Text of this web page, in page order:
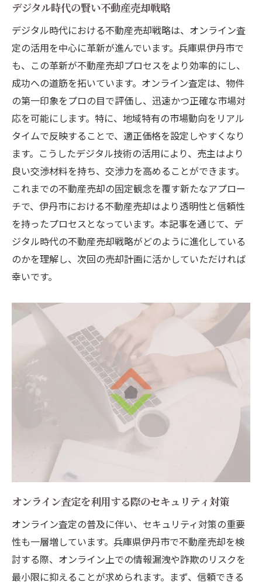
デジタル時代の賢い不動産売却戦略
デジタル時代における不動産売却戦略は、オンライン査
定の活用を中心に革新が進んでいます。兵庫県伊丹市で
も、この革新が不動産売却プロセスをより効率的にし、
成功への道筋を拓いています。オンライン査定は、物件
の第一印象をプロの目で評価し、迅速かつ正確な市場対
応を可能にします。特に、地域特有の市場動向をリアル
タイムで反映することで、適正価格を設定しやすくなり
ます。こうしたデジタル技術の活用により、売主はより
良い交渉材料を持ち、交渉力を高めることができます。
これまでの不動産売却の固定観念を覆す新たなアプロー
チで、伊丹市における不動産売却はより透明性と信頼性
を持ったプロセスとなっています。本記事を通じて、デ
ジタル時代の不動産売却戦略がどのように進化している
のかを理解し、次回の売却計画に活かしていただければ
幸いです。
オンライン査定を利用する際のセキュリティ対策
オンライン査定の普及に伴い、セキュリティ対策の重要
性も一層増しています。兵庫県伊丹市で不動産売却を検
討する際、オンライン上での情報漏洩や詐欺のリスクを
最小限に抑えることが求められます。まず、信頼できる